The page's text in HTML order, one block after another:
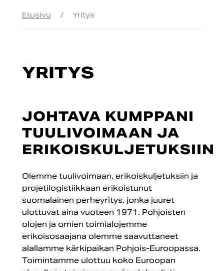
Etusivu / Yritys
YRITYS
JOHTAVA KUMPPANI
TUULIVOIMAAN JA
ERIKOISKULJETUKSIIN
Olemme tuulivoimaan, erikoiskuljetuksiin ja
projetilogistiikkaan erikoistunut
suomalainen perheyritys, jonka juuret
ulottuvat aina vuoteen 1971. Pohjoisten
olojen ja omien toimialojemme
erikoisosaajana olemme saavuttaneet
alallamme kärkipaikan Pohjois-Euroopassa.
Toimintamme ulottuu koko Euroopan